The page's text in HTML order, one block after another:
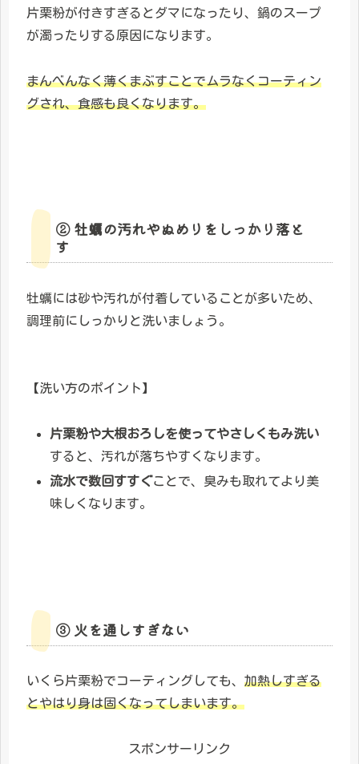
片栗粉が付きすぎるとダマになったり、鍋のスープ
が濁ったりする原因になります。
まんべんなく薄くまぶすことでムラなくコーティン
グされ、食感も良くなります。
② 牡蠣の汚れやぬめりをしっかり落と
す
牡蠣には砂や汚れが付着していることが多いため、
調理前にしっかりと洗いましょう。
【洗い方のポイント】
片栗粉や大根おろしを使ってやさしくもみ洗い
すると、汚れが落ちやすくなります。
流水で数回すすぐことで、臭みも取れてより美
味しくなります。
③ 火を通しすぎない
いくら片栗粉でコーティングしても、 加熱しすぎる
とやはり身は固くなってしまいます。
スポンサーリンク